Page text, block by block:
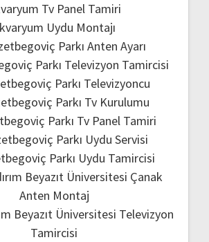
Tv Panel Tamiri
Uydu Montajı
Parkı Anten Ayarı
Parkı Televizyon Tamircisi
Parkı Televizyoncu
Parkı Tv Kurulumu
Parkı Tv Panel Tamiri
Parkı Uydu Servisi
Parkı Uydu Tamircisi
Beyazıt Üniversitesi Çanak
Anten Montaj
Beyazıt Üniversitesi Televizyon
Tamircisi